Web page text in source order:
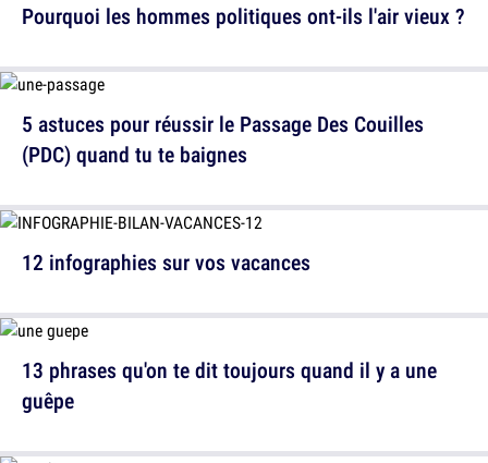
5 astuces pour réussir le Passage Des Couilles
(PDC) quand tu te baignes
13 phrases qu'on te dit toujours quand il y a une
guêpe
Pourquoi les hommes politiques ont-ils l'air vieux ?
12 infographies sur vos vacances